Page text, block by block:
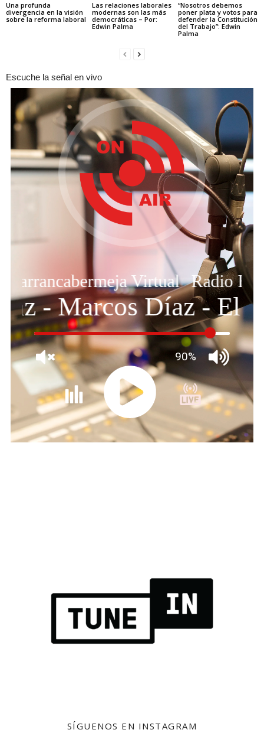
Una profunda
divergencia en la visión
sobre la reforma laboral
Las relaciones laborales
modernas son las más
democráticas – Por:
Edwin Palma
“Nosotros debemos
poner plata y votos para
defender la Constitución
del Trabajo”: Edwin
Palma
Escuche la señal en vivo
SÍGUENOS EN INSTAGRAM